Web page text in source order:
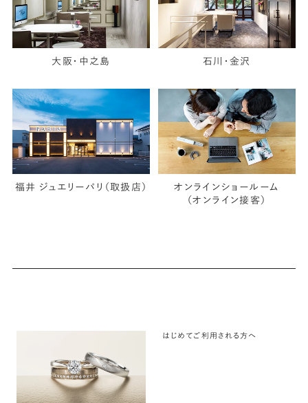
大阪・中之島 石川・金沢
福井 ジュエリーパリ（取扱店）
オンラインショールーム
（オンライン接客）
はじめてご利用される方へ